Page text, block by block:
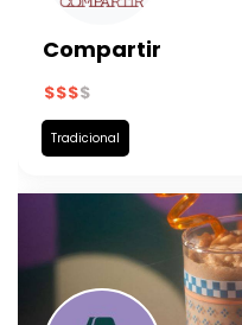
Compartir
Tradicional